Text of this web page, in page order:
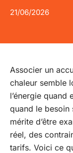
21/06/2026
Associer un
chaleur semble
l’énergie quand
quand le besoin
mérite d’être
réel, des
tarifs. Voici ce